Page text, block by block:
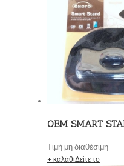
OEM SMART
Τιμή μη διαθέσιμη
+ καλάθιΔείτε το